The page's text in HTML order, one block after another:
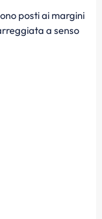
posti ai margini
a senso